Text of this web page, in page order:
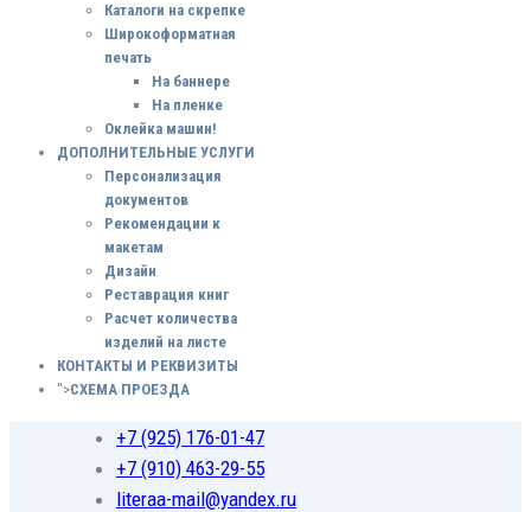
Каталоги на скрепке
Широкоформатная
печать
На баннере
На пленке
Оклейка машин!
ДОПОЛНИТЕЛЬНЫЕ УСЛУГИ
Персонализация
документов
Рекомендации к
макетам
Дизайн
Реставрация книг
Расчет количества
изделий на листе
КОНТАКТЫ И РЕКВИЗИТЫ
">СХЕМА ПРОЕЗДА
+7 (925) 176-01-47
+7 (910) 463-29-55
literaa-mail@yandex.ru